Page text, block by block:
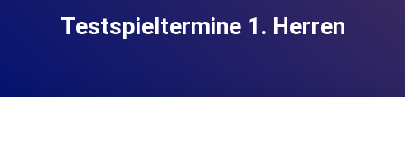
Testspieltermine 1. Herren